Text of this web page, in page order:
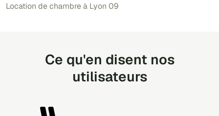
Location de chambre à Lyon 09
Ce qu'en disent nos
utilisateurs